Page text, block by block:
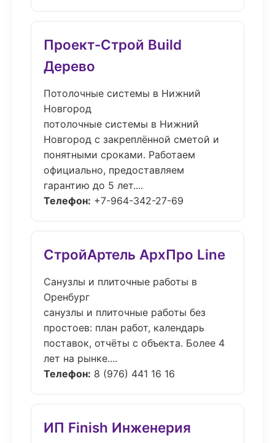
Проект-Строй Build
Дерево
Потолочные системы в Нижний
Новгород
потолочные системы в Нижний
Новгород с закреплённой сметой и
понятными сроками. Работаем
официально, предоставляем
гарантию до 5 лет....
Телефон: +7-964-342-27-69
СтройАртель АрхПро Line
Санузлы и плиточные работы в
Оренбург
санузлы и плиточные работы без
простоев: план работ, календарь
поставок, отчёты с объекта. Более 4
лет на рынке....
Телефон: 8 (976) 441 16 16
ИП Finish Инженерия